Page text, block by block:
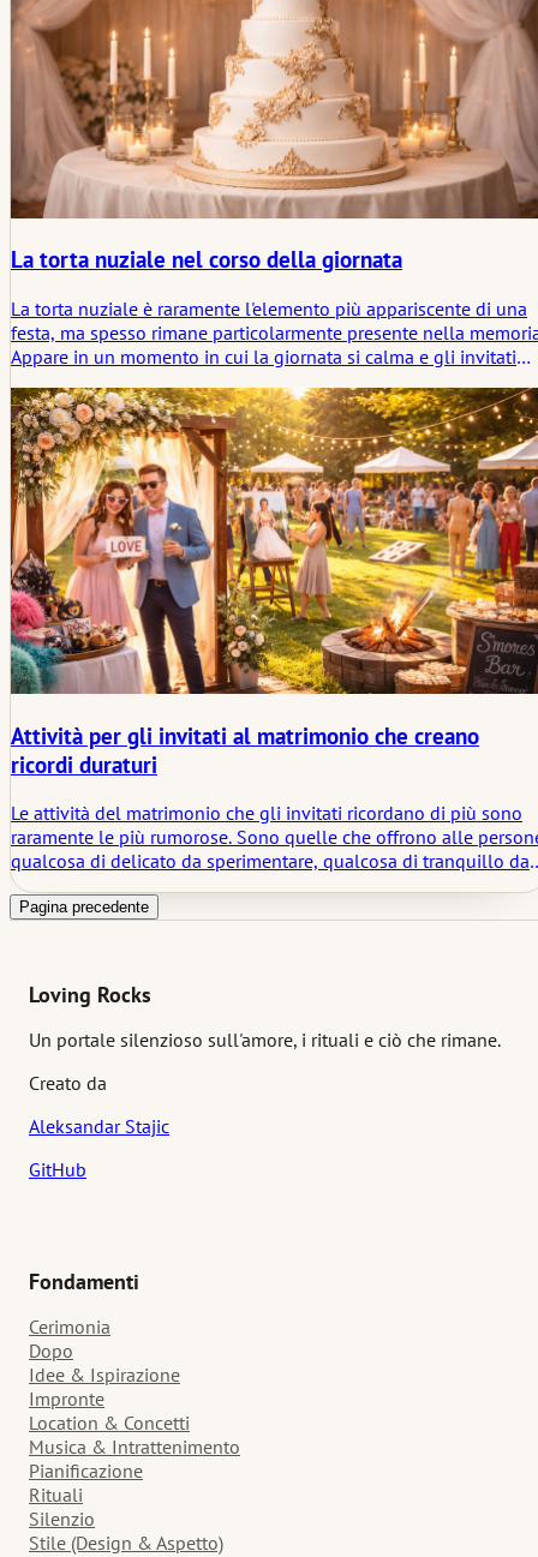
La torta nuziale nel corso della giornata
La torta nuziale è raramente l'elemento più appariscente di una
festa, ma spesso rimane particolarmente presente nella
Appare in un momento in cui la giornata si calma e gli invitati
una breve cesura nello svolgimento. Il suo effetto è discreto, ma
unificante. Se design, gusto e tempismo sono coerenti, si
inserisce naturalmente nella giornata e diventa parte
dell'esperienza.
Attività per gli invitati al matrimonio che creano
ricordi duraturi
Le attività del matrimonio che gli invitati ricordano di più sono
raramente le più rumorose. Sono quelle che offrono alle
qualcosa di delicato da sperimentare, qualcosa di tranquillo da
percepire e qualcosa di piccolo da portare via dopo. Questo
articolo esamina quali tipi di attività per gli invitati al
più spettacolare.
Pagina precedente
Loving Rocks
Un portale silenzioso sull'amore, i rituali e ciò che rimane.
Creato da
Aleksandar Stajic
GitHub
Fondamenti
Cerimonia
Dopo
Idee & Ispirazione
Impronte
Location & Concetti
Musica & Intrattenimento
Pianificazione
Rituali
Silenzio
Stile (Design & Aspetto)